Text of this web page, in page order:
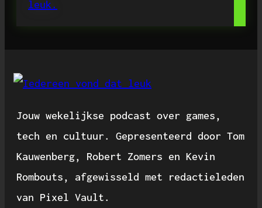
Jouw wekelijkse podcast over games,
tech en cultuur. Gepresenteerd door Tom
Kauwenberg, Robert Zomers en Kevin
Rombouts, afgewisseld met redactieleden
van Pixel Vault.